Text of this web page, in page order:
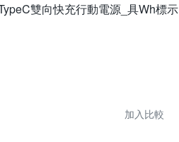
雙向快充行動電源_具Wh標示
加入比較